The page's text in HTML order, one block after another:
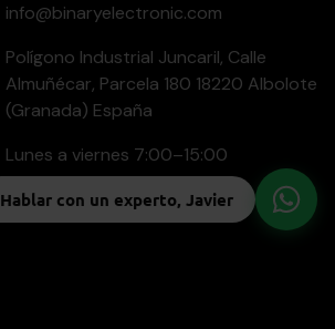
info@binaryelectronic.com
Polígono Industrial Juncaril, Calle
Almuñécar, Parcela 180 18220 Albolote
(Granada) España
Lunes a viernes 7:00–15:00
Hablar con un experto, Javier